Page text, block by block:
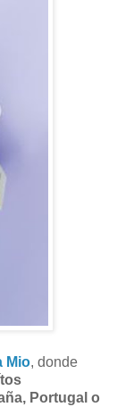
Mio, donde
Portugal o